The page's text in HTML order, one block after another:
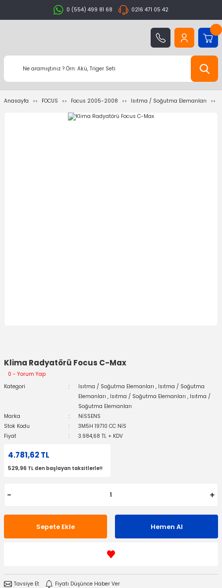
0 (554) 499 81 68 0216 471 05 42
Anasayfa FOCUS Focus 2005-2008 Isıtma / Soğutma Elemanları
Klima Radyatörü Focus C-Max
0 - Yorum Yap
Kategori
Isıtma / Soğutma Elemanları , Isıtma / Soğutma
Elemanları , Isıtma / Soğutma Elemanları , Isıtma /
Soğutma Elemanları
Marka
NİSSENS
Stok Kodu
3M5H 19710 CC NİS
Fiyat
3.984,68 TL + KDV
4.781,62 TL
529,96 TL den başlayan taksitlerle!!
Sepete Ekle Hemen Al
Tavsiye Et
Fiyatı Düşünce Haber Ver